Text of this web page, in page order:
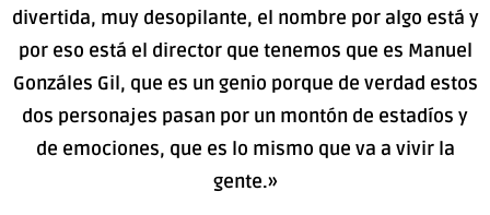
divertida, muy desopilante, el nombre por algo está y
por eso está el director que tenemos que es Manuel
Gonzáles Gil, que es un genio porque de verdad estos
dos personajes pasan por un montón de estadíos y
de emociones, que es lo mismo que va a vivir la
gente.»